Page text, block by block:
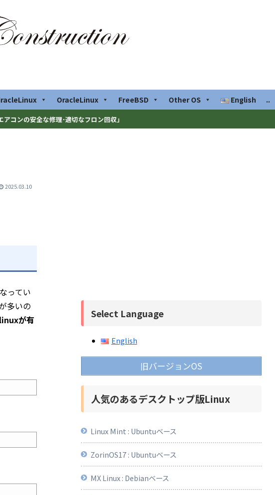
OracleLinux FreeBSD Other OS English ..
コンの安全な修理･適切なフロン回収」
2025.03.10
ってい
多いの
が有
Select Language
English
旧バージョンOS
人気のあるデスクトップ版Linux
Linux Mint : Ubuntuベース
ZorinOS17 : Ubuntuベース
MX Linux : Debianベース